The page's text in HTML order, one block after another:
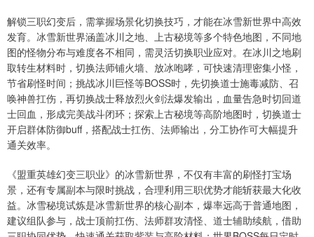
解锁三职幻变后，需掌握场景化切换技巧，才能在冰雪新世界中高效
发育。冰雪新世界涵盖冰川之地、上古秘境等多个特色地图，不同地
图的怪物分布与难度各不相同，需灵活切换职业应对。在冰川之地刷
取转生材料时，切换法师铺火墙、放冰咆哮，可快速清理密集小怪，
节省刷怪时间；挑战冰川巨怪等BOSS时，先切换道士施毒减防、召
唤神兽扛伤，再切换战士释放烈火剑法爆发输出，血量告急时切回道
士回血，形成完美战斗闭环；探索上古秘境等高阶地图时，切换道士
开启群体防御buff，搭配战士扛伤、法师输出，分工协作可大幅提升
通关效率。
《盟重英雄幻变三职业》的冰雪新世界，不仅有丰富的刷怪打宝场
景，还有专属副本与限时挑战，合理利用三职优势才能斩获最大化收
益。冰雪秘境试炼是冰雪新世界的核心副本，爆率远高于普通地图，
建议组队参与，战士顶前扛伤、法师群攻清怪、道士辅助续航，借助